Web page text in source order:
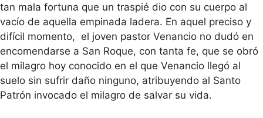
tan mala fortuna que un traspié dio con su cuerpo al
vacío de aquella empinada ladera. En aquel preciso y
difícil momento, el joven pastor Venancio no dudó en
encomendarse a San Roque, con tanta fe, que se obró
el milagro hoy conocido en el que Venancio llegó al
suelo sin sufrir daño ninguno, atribuyendo al Santo
Patrón invocado el milagro de salvar su vida.